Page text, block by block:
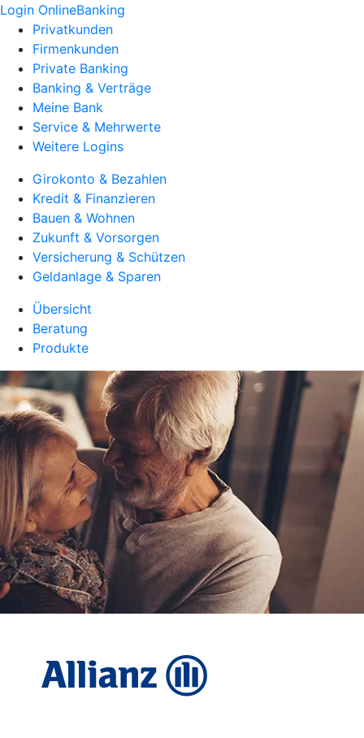
Login OnlineBanking
Privatkunden
Firmenkunden
Private Banking
Banking & Verträge
Meine Bank
Service & Mehrwerte
Weitere Logins
Girokonto & Bezahlen
Kredit & Finanzieren
Bauen & Wohnen
Zukunft & Vorsorgen
Versicherung & Schützen
Geldanlage & Sparen
Übersicht
Beratung
Produkte